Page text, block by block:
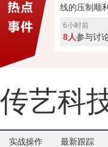
线的压制顺
0.55%。今
利盘蠢蠢欲
6小时前
8人参与讨
传艺科
实战操作 最新跟踪